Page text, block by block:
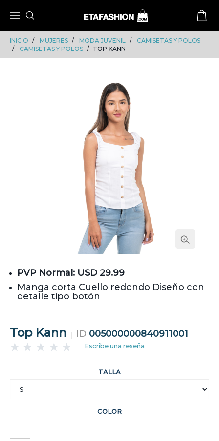
INICIO MUJERES MODA JUVENIL
CAMISETAS Y POLOS
CAMISETAS Y POLOS
TOP KANN
PVP Normal: USD 29.99
Manga corta Cuello redondo Diseño con
detalle tipo botón
Top Kann ID 005000000840911001
Escribe una reseña
TALLA
COLOR